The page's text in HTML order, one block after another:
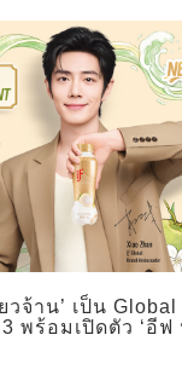
จ้าน’ เป็น Global
พร้อมเปิดตัว ‘อี